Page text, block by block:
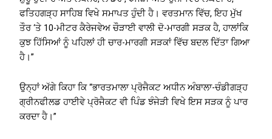
ਫਤਿਹਗੜ੍ਹ ਸਾਹਿਬ ਵਿਖੇ ਸਮਾਪਤ ਹੁੰਦੀ ਹੈ। ਵਰਤਮਾਨ ਵਿੱਚ, ਇਹ ਮੁੱਖ
ਤੌਰ ‘ਤੇ 10-ਮੀਟਰ ਕੈਰੇਜਵੇਅ ਚੌੜਾਈ ਵਾਲੀ ਦੋ-ਮਾਰਗੀ ਸੜਕ ਹੈ, ਹਾਲਾਂਕਿ
ਕੁਝ ਹਿੱਸਿਆਂ ਨੂੰ ਪਹਿਲਾਂ ਹੀ ਚਾਰ-ਮਾਰਗੀ ਸੜਕਾਂ ਵਿੱਚ ਬਦਲ ਦਿੱਤਾ ਗਿਆ
ਹੈ।”
ਉਨ੍ਹਾਂ ਅੱਗੇ ਕਿਹਾ ਕਿ “ਭਾਰਤਮਾਲਾ ਪ੍ਰੋਜੈਕਟ ਅਧੀਨ ਅੰਬਾਲਾ-ਚੰਡੀਗੜ੍ਹ
ਗ੍ਰੀਨਫੀਲਡ ਹਾਈਵੇ ਪ੍ਰੋਜੈਕਟ ਵੀ ਪਿੰਡ ਝੰਜੇੜੀ ਵਿਖੇ ਇਸ ਸੜਕ ਨੂੰ ਪਾਰ
ਕਰਦਾ ਹੈ।”